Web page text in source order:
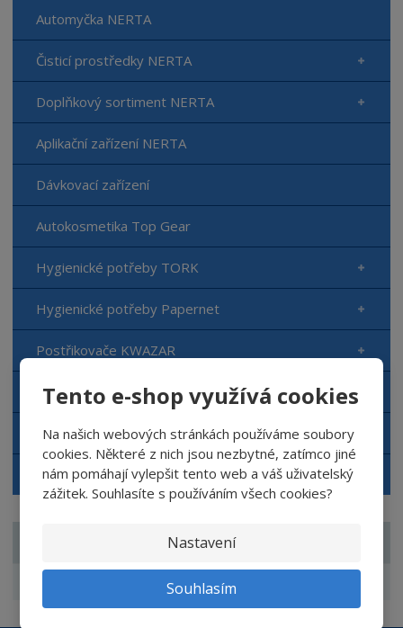
Tento e-shop využívá cookies
Na našich webových stránkách používáme soubory
cookies. Některé z nich jsou nezbytné, zatímco jiné
nám pomáhají vylepšit tento web a váš uživatelský
zážitek. Souhlasíte s používáním všech cookies?
Nastavení
Souhlasím
Automyčka NERTA
Čisticí prostředky NERTA
Doplňkový sortiment NERTA
Aplikační zařízení NERTA
Dávkovací zařízení
Autokosmetika Top Gear
Hygienické potřeby TORK
Hygienické potřeby Papernet
Postřikovače KWAZAR
Vysokotlaké čističe Kränzle
Mycí pasty DREUMEX
Výprodej zboží